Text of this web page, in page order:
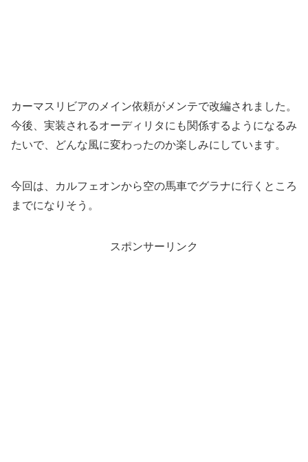
カーマスリビアのメイン依頼がメンテで改編されました。
今後、実装されるオーディリタにも関係するようになるみ
たいで、どんな風に変わったのか楽しみにしています。
今回は、カルフェオンから空の馬車でグラナに行くところ
までになりそう。
スポンサーリンク